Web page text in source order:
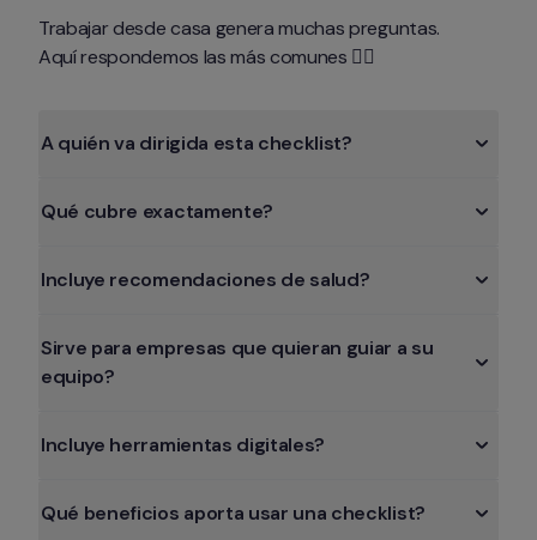
Trabajar desde casa genera muchas preguntas.
Aquí respondemos las más comunes 👇🏻
A quién va dirigida esta checklist?
Qué cubre exactamente?
Incluye recomendaciones de salud?
Sirve para empresas que quieran guiar a su
equipo?
Incluye herramientas digitales?
Qué beneficios aporta usar una checklist?